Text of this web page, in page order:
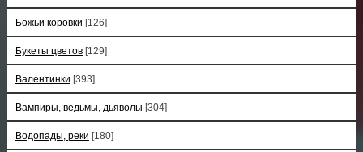
Божьи коровки [126]
Букеты цветов [129]
Валентинки [393]
Вампиры, ведьмы, дьяволы [304]
Водопады, реки [180]